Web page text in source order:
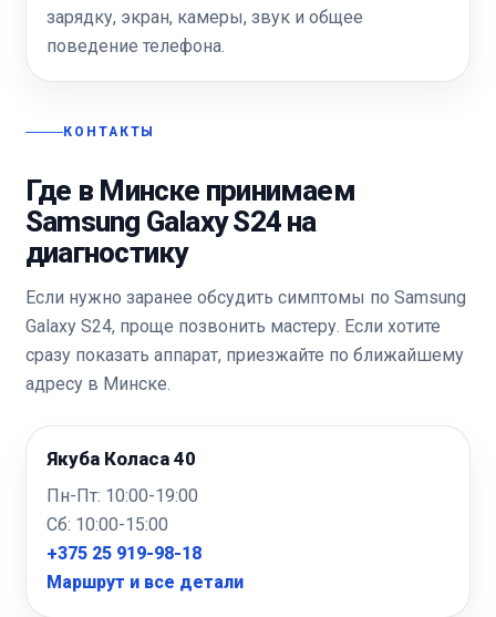
зарядку, экран, камеры, звук и общее
поведение телефона.
КОНТАКТЫ
Где в Минске принимаем
Samsung Galaxy S24 на
диагностику
Если нужно заранее обсудить симптомы по Samsung
Galaxy S24, проще позвонить мастеру. Если хотите
сразу показать аппарат, приезжайте по ближайшему
адресу в Минске.
Якуба Коласа 40
Пн-Пт: 10:00-19:00
Сб: 10:00-15:00
+375 25 919-98-18
Маршрут и все детали